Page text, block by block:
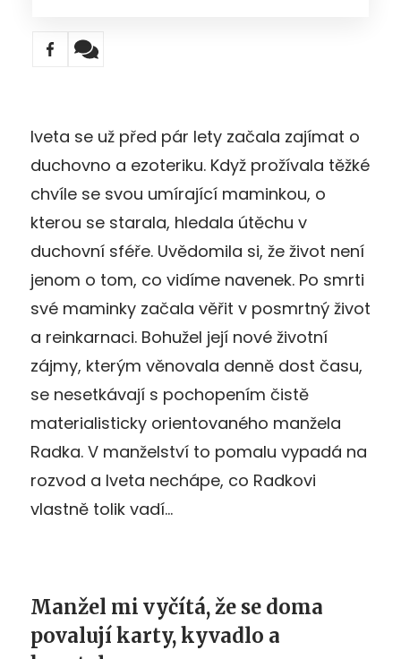
Iveta se už před pár lety začala zajímat o
duchovno a ezoteriku. Když prožívala těžké
chvíle se svou umírající maminkou, o
kterou se starala, hledala útěchu v
duchovní sféře. Uvědomila si, že život není
jenom o tom, co vidíme navenek. Po smrti
své maminky začala věřit v posmrtný život
a reinkarnaci. Bohužel její nové životní
zájmy, kterým věnovala denně dost času,
se nesetkávají s pochopením čistě
materialisticky orientovaného manžela
Radka. V manželství to pomalu vypadá na
rozvod a Iveta nechápe, co Radkovi
vlastně tolik vadí…
Manžel mi vyčítá, že se doma
povalují karty, kyvadlo a